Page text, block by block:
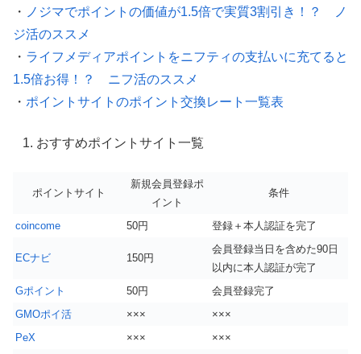
・ ノジマでポイントの価値が1.5倍で実質3割引き！？ ノ
ジ活のススメ
・ ライフメディアポイントをニフティの支払いに充てると
1.5倍お得！？ ニフ活のススメ
・ ポイントサイトのポイント交換レート一覧表
おすすめポイントサイト一覧
ポイントサイト
新規会員登録ポ
イント
条件
coincome 50円 登録＋本人認証を完了
ECナビ 150円
会員登録当日を含めた90日
以内に本人認証が完了
Gポイント
50円
会員登録完了
GMOポイ活
×××
×××
PeX
××× ×××